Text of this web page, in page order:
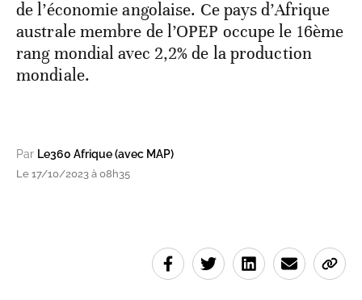
de l’économie angolaise. Ce pays d’Afrique
australe membre de l’OPEP occupe le 16ème
rang mondial avec 2,2% de la production
mondiale.
Par Le360 Afrique (avec MAP)
Le 17/10/2023 à 08h35